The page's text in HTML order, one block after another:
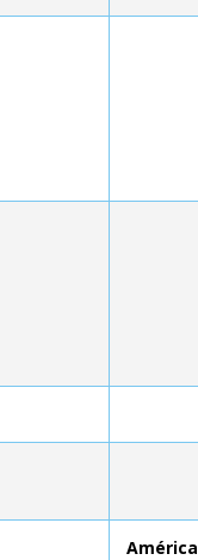
América